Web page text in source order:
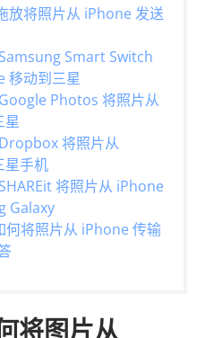
放将照片从 iPhone 发送
Smart Switch
移动到三星
Photos 将照片从
星
将照片从
星手机
将照片从 iPhone
Galaxy
何将照片从 iPhone 传输
将图片从